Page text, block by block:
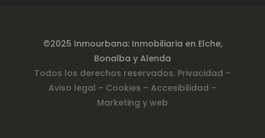
©2025 Inmourbana: Inmobiliaria en Elche,
Bonalba y Alenda
Todos los derechos reservados. Privacidad –
Aviso legal – Cookies – Accesibilidad –
Marketing y web